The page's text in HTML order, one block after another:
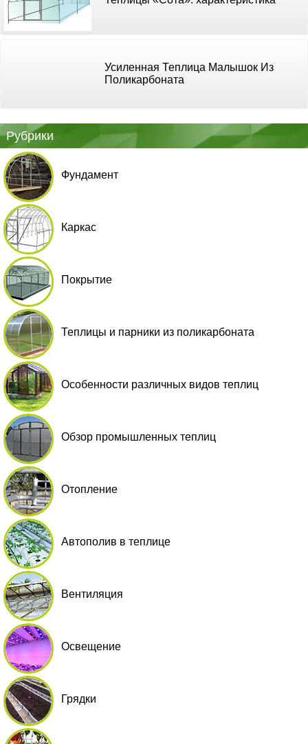
Усиленная Теплица Малышок Из
Поликарбоната
Рубрики
Фундамент
Каркас
Покрытие
Теплицы и парники из поликарбоната
Особенности различных видов теплиц
Обзор промышленных теплиц
Отопление
Автополив в теплице
Вентиляция
Освещение
Грядки